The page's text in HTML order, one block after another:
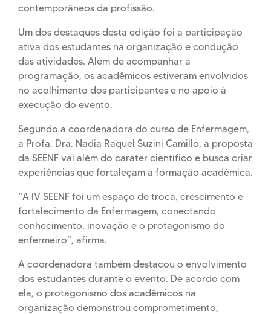
contemporâneos da profissão.
Um dos destaques desta edição foi a participação
ativa dos estudantes na organização e condução
das atividades. Além de acompanhar a
programação, os acadêmicos estiveram envolvidos
no acolhimento dos participantes e no apoio à
execução do evento.
Segundo a coordenadora do curso de Enfermagem,
a Profa. Dra. Nadia Raquel Suzini Camillo, a proposta
da SEENF vai além do caráter científico e busca criar
experiências que fortaleçam a formação acadêmica.
“A IV SEENF foi um espaço de troca, crescimento e
fortalecimento da Enfermagem, conectando
conhecimento, inovação e o protagonismo do
enfermeiro”, afirma.
A coordenadora também destacou o envolvimento
dos estudantes durante o evento. De acordo com
ela, o protagonismo dos acadêmicos na
organização demonstrou comprometimento,